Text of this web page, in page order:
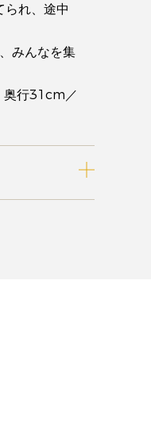
られ、途中
みんなを集
奥行31cm／